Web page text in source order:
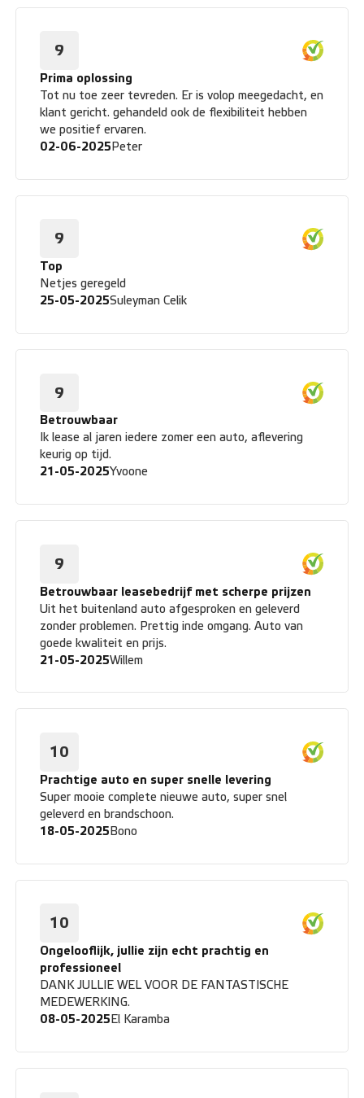
9
Prima oplossing
Tot nu toe zeer tevreden. Er is volop meegedacht, en
klant gericht. gehandeld ook de flexibiliteit hebben
we positief ervaren.
02-06-2025 Peter
9
Top
Netjes geregeld
25-05-2025Suleyman Celik
9
Betrouwbaar
Ik lease al jaren iedere zomer een auto, aflevering
keurig op tijd.
21-05-2025Yvoone
9
Betrouwbaar leasebedrijf met scherpe prijzen
Uit het buitenland auto afgesproken en geleverd
zonder problemen. Prettig inde omgang. Auto van
goede kwaliteit en prijs.
21-05-2025Willem
10
Prachtige auto en super snelle levering
Super mooie complete nieuwe auto, super snel
geleverd en brandschoon.
18-05-2025 Bono
10
Ongelooflijk, jullie zijn echt prachtig en
professioneel
DANK JULLIE WEL VOOR DE FANTASTISCHE
MEDEWERKING.
08-05-2025 El Karamba